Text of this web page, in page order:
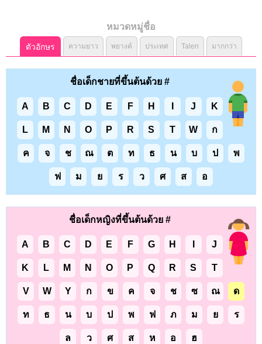
หมวดหมู่ชื่อ
ตัวอักษร ความยาว พยางค์ ประเทศ Talen มากกว่า
ชื่อเด็กชายที่ขึ้นต้นด้วย #
A B C D E F H J K
L M N O P R S T W ก
ค จ ช ณ ต ท ธ น บ ป พ
ฟ ม ย ร ว ศ ส อ
ชื่อเด็กหญิงที่ขึ้นต้นด้วย #
A B C D E F G H J
K L M N O P Q R S T
V W Y ก ข ค จ ช ซ ณ ด
ท ธ น บ ป พ ฟ ภ ม ย ร
ล ว ศ ส ห อ ฮ